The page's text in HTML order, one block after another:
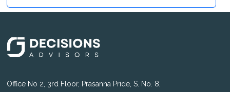
Office No 2, 3rd Floor, Prasanna Pride, S. No. 8,